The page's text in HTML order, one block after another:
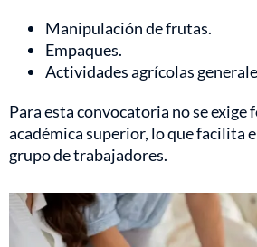
Manipulación de frutas.
Empaques.
Actividades agrícolas
Para esta convocatoria no se exige
académica superior, lo que facilita
grupo de trabajadores.